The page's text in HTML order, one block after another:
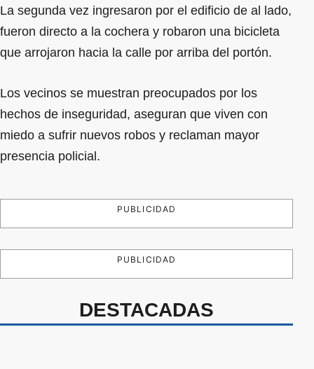
La segunda vez ingresaron por el edificio de al lado,
fueron directo a la cochera y robaron una bicicleta
que arrojaron hacia la calle por arriba del portón.
Los vecinos se muestran preocupados por los
hechos de inseguridad, aseguran que viven con
miedo a sufrir nuevos robos y reclaman mayor
presencia policial.
PUBLICIDAD
PUBLICIDAD
DESTACADAS